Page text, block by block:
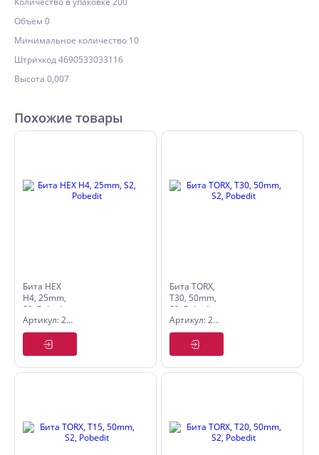
Объём 0
Минимальное количество 10
Штрихкод 4690533033116
Высота 0,007
Похожие товары
Бита HEX
H4, 25mm,
S2, Pobedit
Артикул: 2623041
Бита TORX,
T30, 50mm,
S2, Pobedit
Артикул: 2621302